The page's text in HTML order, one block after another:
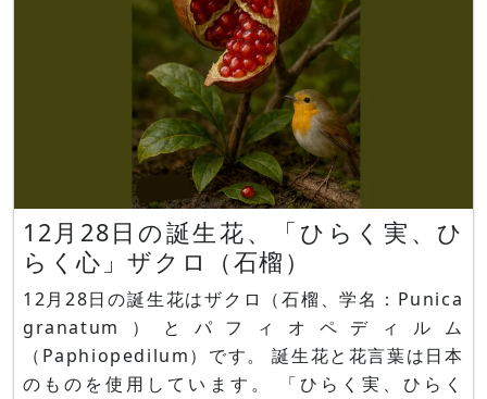
12月28日の誕生花、「ひらく実、ひ
らく心」ザクロ（石榴）
12月28日の誕生花はザクロ（石榴、学名：Punica
granatum）とパフィオペディルム
（Paphiopedilum）です。 誕生花と花言葉は日本
のものを使用しています。 「ひらく実、ひらく